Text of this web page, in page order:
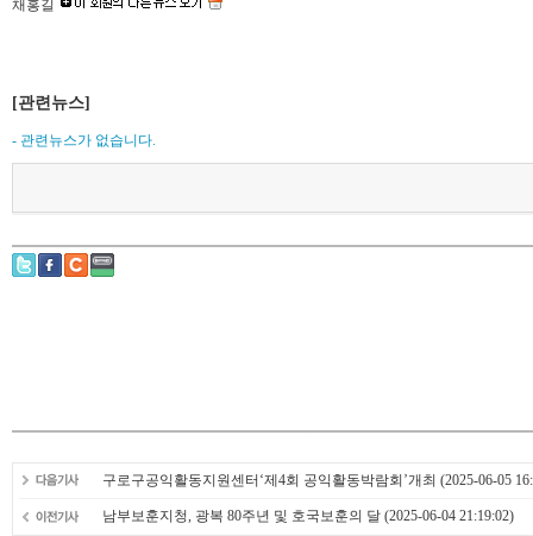
채홍길
[관련뉴스]
- 관련뉴스가 없습니다.
구로구공익활동지원센터‘제4회 공익활동박람회’개최 (2025-06-05
남부보훈지청, 광복 80주년 및 호국보훈의 달 (2025-06-04 21:19:02)